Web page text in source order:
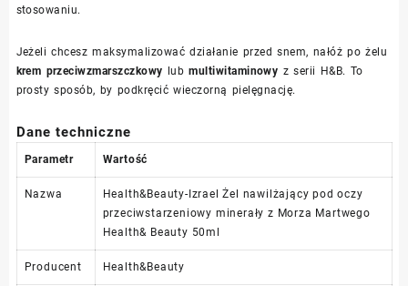
stosowaniu.
Jeżeli chcesz maksymalizować działanie przed snem, nałóż po żelu
krem przeciwzmarszczkowy lubmultiwitaminowy z serii H&B. To
prosty sposób, by podkręcić wieczorną pielęgnację.
Dane techniczne
Parametr Wartość
Nazwa
Health&Beauty-Izrael Żel nawilżający pod oczy
przeciwstarzeniowy minerały z Morza Martwego
Health& Beauty 50ml
Producent Health&Beauty